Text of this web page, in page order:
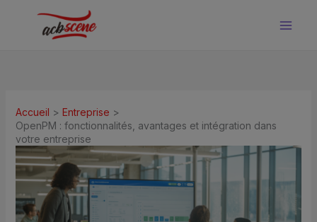
Accueil
Entreprise
OpenPM : fonctionnalités, avantages et intégration dans
votre entreprise